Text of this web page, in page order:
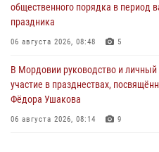
общественного порядка в период
праздника
06 августа 2026, 08:48 5
В Мордовии руководство и личный
участие в празднествах,
Фёдора Ушакова
06 августа 2026, 08:14 9